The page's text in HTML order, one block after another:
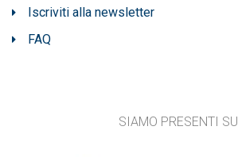
Iscriviti alla newsletter
FAQ
SIAMO PRESENTI SU